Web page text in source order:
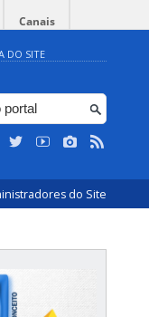
Canais
DO SITE
do Site